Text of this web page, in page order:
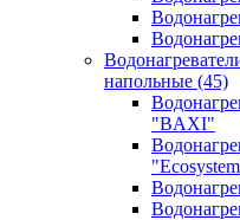
напольные (45)
"BAXI"